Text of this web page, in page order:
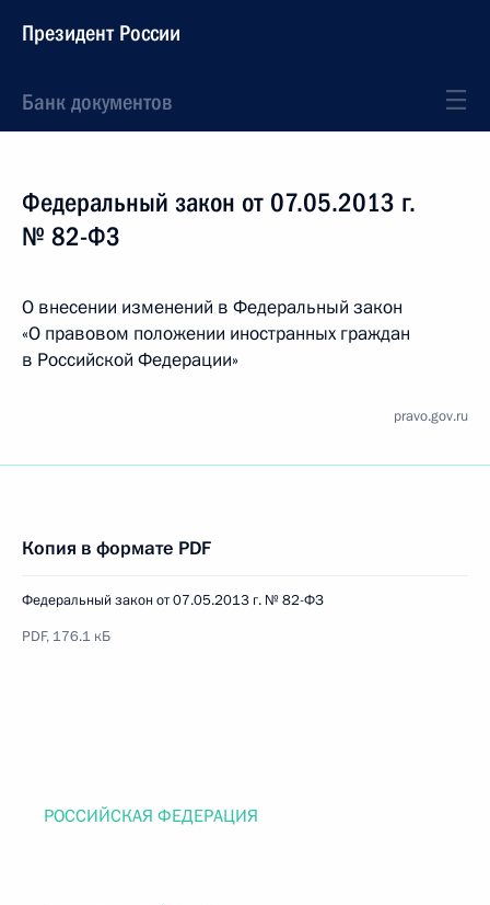
Президент России
Банк документов
Федеральный закон от 07.05.2013 г.
№ 82-ФЗ
О внесении изменений в Федеральный закон
«О правовом положении иностранных граждан
в Российской Федерации»
pravo.gov.ru
Копия в формате PDF
Федеральный закон от 07.05.2013 г. № 82-ФЗ
PDF, 176.1 кБ
РОССИЙСКАЯ ФЕДЕРАЦИЯ